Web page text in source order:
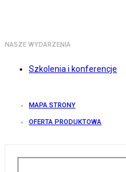
NASZE WYDARZENIA
Szkolenia i konferencje
MAPA STRONY
OFERTA PRODUKTOWA